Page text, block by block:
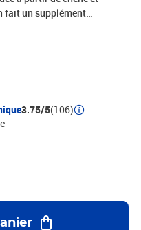
fait un supplément
bibliothèque élégante
nécessite un
du bois lui confère un
espace suffisant pour
et les documents en
intemporel, la
pour exposer des objets
: afin d'éviter qu'il ne
le dispositif de fixation
solide avec finition
trouverez ici
vos meubles de basculer
3.75/5(106)